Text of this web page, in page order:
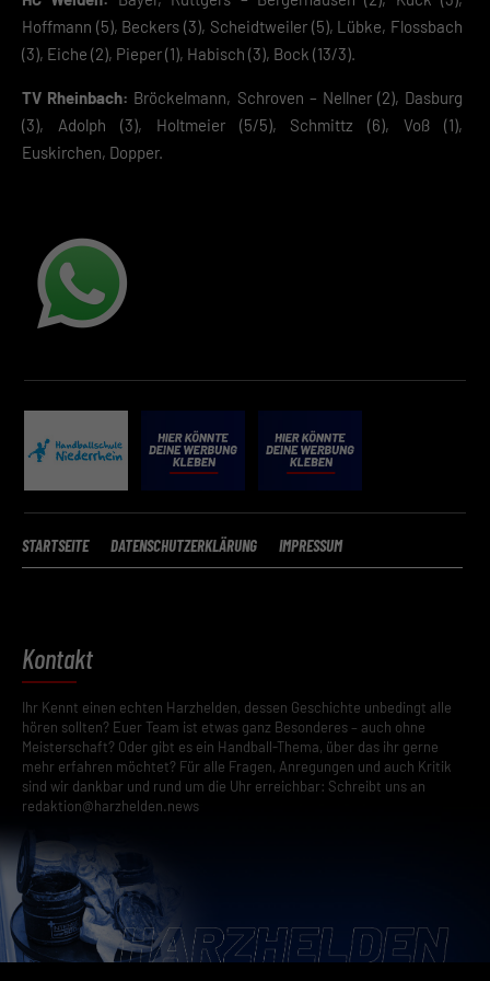
Hoffmann (5), Beckers (3), Scheidtweiler (5), Lübke, Flossbach
(3), Eiche (2), Pieper (1), Habisch (3), Bock (13/3).
TV Rheinbach: Bröckelmann, Schroven – Nellner (2), Dasburg
(3), Adolph (3), Holtmeier (5/5), Schmittz (6), Voß (1),
Euskirchen, Dopper.
STARTSEITE DATENSCHUTZERKLÄRUNG IMPRESSUM
Kontakt
Ihr Kennt einen echten Harzhelden, dessen Geschichte unbedingt alle
hören sollten? Euer Team ist etwas ganz Besonderes – auch ohne
Meisterschaft? Oder gibt es ein Handball-Thema, über das ihr gerne
mehr erfahren möchtet? Für alle Fragen, Anregungen und auch Kritik
sind wir dankbar und rund um die Uhr erreichbar: Schreibt uns an
redaktion@harzhelden.news
Diensten geben möchtest, musst du deine Erziehungsberechtigten um
Erlaubnis bitten.
Hier finden Sie eine Übersicht über alle verwendeten Cookies. Sie
Informationen anzeigen lassen und so nur bestimmte Cookies
auswählen.
Datenschutzeinstellungen
Essenziell (2)
Essenzielle Cookies ermöglichen grundlegende Funktionen und sind für die
einwandfreie Funktion der Website erforderlich.